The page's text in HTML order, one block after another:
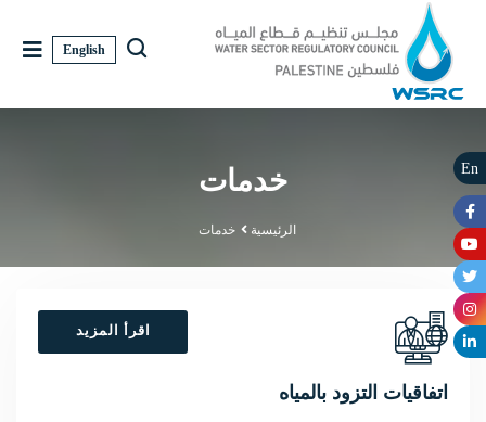
English
خدمات
الرئيسية خدمات
اقرأ المزيد
اتفاقيات التزود بالمياه
En